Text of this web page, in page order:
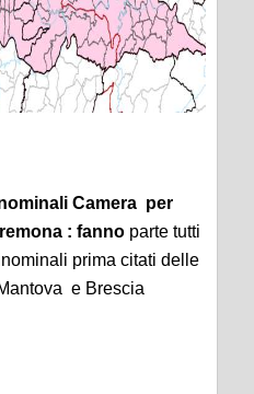
Camera per
: fanno parte tutti
prima citati delle
e Brescia